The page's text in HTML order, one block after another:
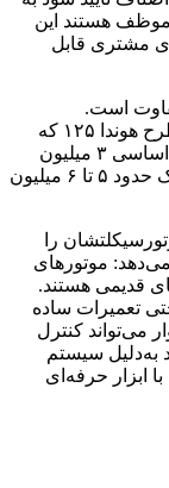
موظف هستند این
مشتری قابل
است.
سیدمحمد محمدی می‌گوید: درباره موتورهای طرح هوندا ۱۲۵ که
بیشترین مورد استفاده را دارند قیمت تعمیرات اساسی ۳ میلیون
تومان است. این مبلغ برای موتورهای طرح کلیک حدود ۵ تا ۶ میلیون
را
موتورهای
قدیمی هستند.
تعمیرات ساده
می‌تواند کنترل
به‌دلیل سیستم
ابزار حرفه‌ای